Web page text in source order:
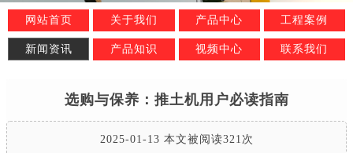
网站首页 关于我们 产品中心 工程案例
新闻资讯 产品知识 视频中心 联系我们
选购与保养：推土机用户必读指南
2025-01-13 本文被阅读321次